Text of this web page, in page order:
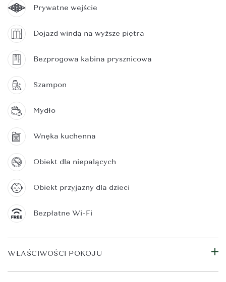
Prywatne wejście
Dojazd windą na wyższe piętra
Bezprogowa kabina prysznicowa
Szampon
Mydło
Wnęka kuchenna
Obiekt dla niepalących
Obiekt przyjazny dla dzieci
Bezpłatne Wi-Fi
WŁAŚCIWOŚCI POKOJU